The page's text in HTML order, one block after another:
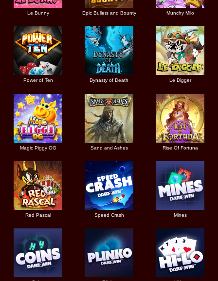
Le Bunny Epic Bullets and Bounty Munchy Milo
Power of Ten Dynasty of Death Le Digger
Magic Piggy OG Sand and Ashes Rise Of Fortuna
Red Pascal Speed Crash Mines